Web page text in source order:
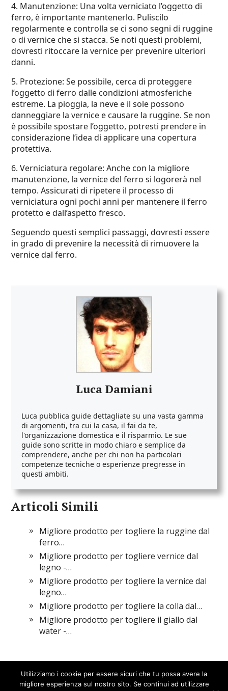
4. Manutenzione: Una volta verniciato l’oggetto di
ferro, è importante mantenerlo. Puliscilo
regolarmente e controlla se ci sono segni di ruggine
o di vernice che si stacca. Se noti questi problemi,
dovresti ritoccare la vernice per prevenire ulteriori
danni.
5. Protezione: Se possibile, cerca di proteggere
l’oggetto di ferro dalle condizioni atmosferiche
estreme. La pioggia, la neve e il sole possono
danneggiare la vernice e causare la ruggine. Se non
è possibile spostare l’oggetto, potresti prendere in
considerazione l’idea di applicare una copertura
protettiva.
6. Verniciatura regolare: Anche con la migliore
manutenzione, la vernice del ferro si logorerà nel
tempo. Assicurati di ripetere il processo di
verniciatura ogni pochi anni per mantenere il ferro
protetto e dall’aspetto fresco.
Seguendo questi semplici passaggi, dovresti essere
in grado di prevenire la necessità di rimuovere la
vernice dal ferro.
Luca Damiani
Luca pubblica guide dettagliate su una vasta gamma
di argomenti, tra cui la casa, il fai da te,
l'organizzazione domestica e il risparmio. Le sue
guide sono scritte in modo chiaro e semplice da
comprendere, anche per chi non ha particolari
competenze tecniche o esperienze pregresse in
questi ambiti.
Articoli Simili
Migliore prodotto per togliere la ruggine dal
ferro…
Migliore prodotto per togliere vernice dal
legno -…
Migliore prodotto per togliere la vernice dal
legno…
Migliore prodotto per togliere la colla dal…
Migliore prodotto per togliere il giallo dal
water -…
Utilizziamo i cookie per essere sicuri che tu possa avere la
migliore esperienza sul nostro sito. Se continui ad utilizzare